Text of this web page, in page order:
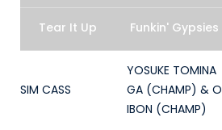
Tear It Up Funkin' Gypsies
SIM CASS
YOSUKE TOMINA
GA (CHAMP) & O
IBON (CHAMP)